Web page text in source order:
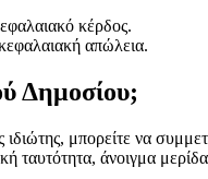
κέρδος.
απώλεια.
Δημοσίου;
μπορείτε να
ταυτότητα, άνοιγμα